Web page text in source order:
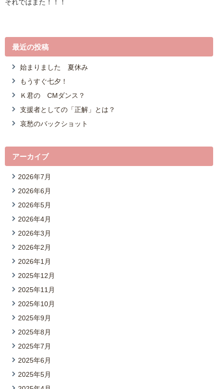
それではまた！！！
最近の投稿
始まりました 夏休み
もうすぐ七夕！
Ｋ君の CMダンス？
支援者としての「正解」とは？
哀愁のバックショット
アーカイブ
2026年7月
2026年6月
2026年5月
2026年4月
2026年3月
2026年2月
2026年1月
2025年12月
2025年11月
2025年10月
2025年9月
2025年8月
2025年7月
2025年6月
2025年5月